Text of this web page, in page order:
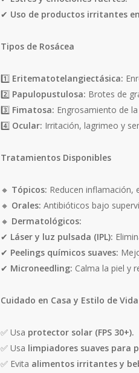
✔ Uso de productos irritantes
Tipos de Rosácea
1️⃣ Eritematotelangiectásica:
2️⃣ Papulopustulosa: Brotes de
3️⃣ Fimatosa: Engrosamiento de
4️⃣ Ocular: Irritación, lagrimeo y
Tratamientos Disponibles
🔸 Tópicos: Reducen inflamación,
🔸 Orales: Antibióticos bajo
🔸 Dermatológicos:
✔ Láser y luz pulsada (IPL):
✔ Peelings químicos suaves:
✔ Microneedling: Calma la piel y
Cuidado en Casa y Estilo de Vida
✅ Usa protector solar (FPS 30+).
✅ Usa limpiadores suaves para
✅ Evita alimentos irritantes y